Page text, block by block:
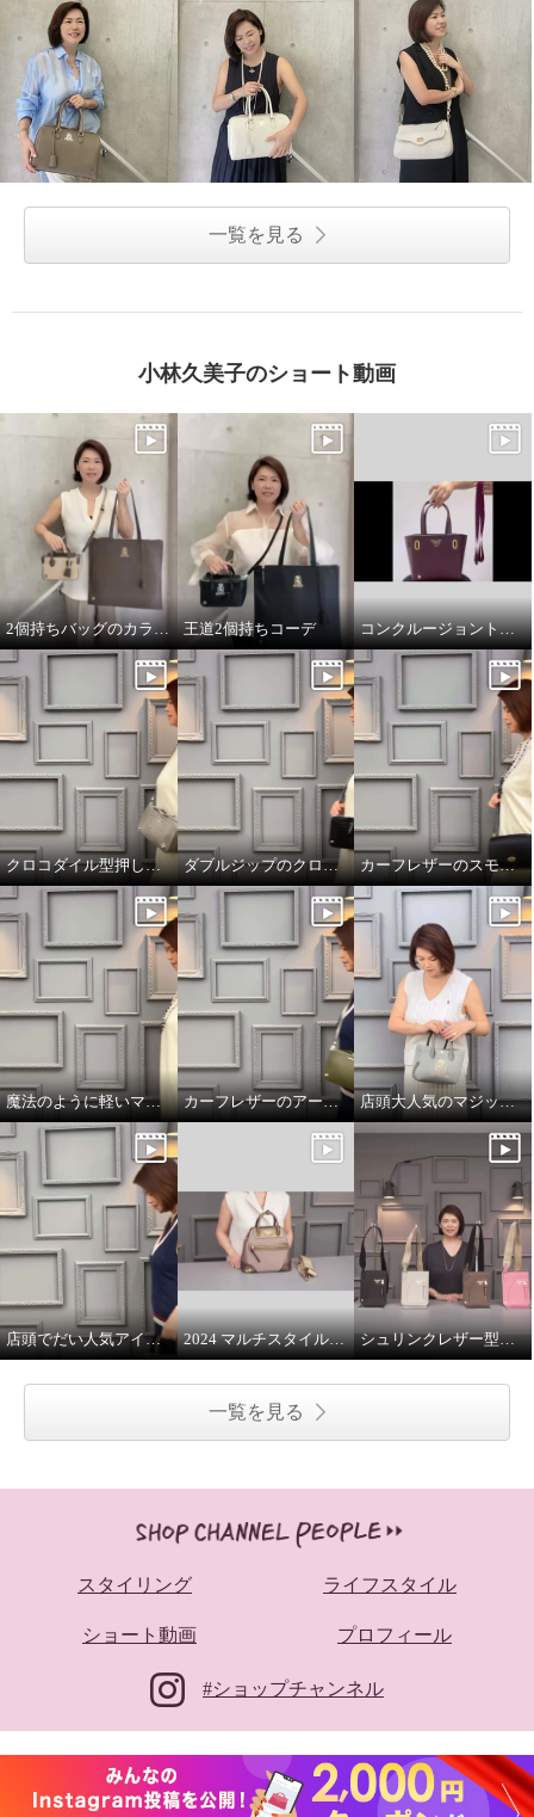
一覧を見る
小林久美子のショート動画
2個持ちバッグのカラーコーデ 王道2個持ちコーデ コンクルージョントートのリボンの付け方
クロコダイル型押しダブルジップのオーラ ダブルジップのクロコダイル型押しのオーラ カーフレザーのスモールウォレット
魔法のように軽いマジックライトのトート カーフレザーのアールデコモチーフのウォレット 店頭大人気のマジックライト
店頭でだい人気アイテムです 2024 マルチスタイルバッグ 解説 シュリンクレザー型押し マルチポーチ
一覧を見る
スタイリング ライフスタイル
ショート動画 プロフィール
#ショップチャンネル